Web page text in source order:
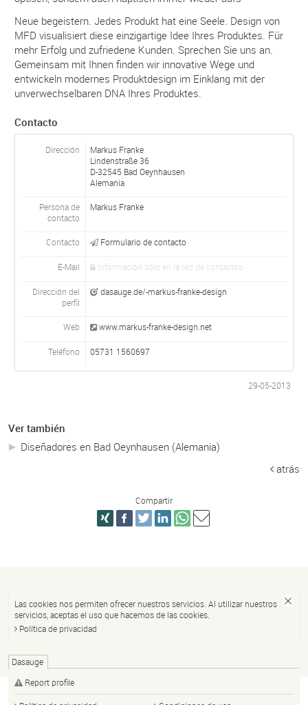
Neue begeistern. Jedes Produkt hat eine Seele. Design von
MFD visualisiert diese einzigartige Idee Ihres Produktes. Für
mehr Erfolg und zufriedene Kunden. Sprechen Sie uns an.
Gemeinsam mit Ihnen finden wir innovative Wege und
entwickeln modernes Produktdesign im Einklang mit der
unverwechselbaren DNA Ihres Produktes.
Contacto
Dirección
Markus Franke
Lindenstraße 36
D-32545 Bad Oeynhausen
Alemania
Persona de
contacto
Markus Franke
Contacto Formulario de contacto
E-Mail Información sólo en la red de contactos
Dirección del
perfil
dasauge.de/-markus-franke-design
Web www.markus-franke-design.net
Teléfono 05731 1560697
29-05-2013
Ver también
Diseñadores en Bad Oeynhausen (Alemania)
atrás
Compartir
Las cookies nos permiten ofrecer nuestros servicios. Al utilizar nuestros
servicios, aceptas el uso que hacemos de las cookies.
Política de privacidad
Dasauge
Report profile